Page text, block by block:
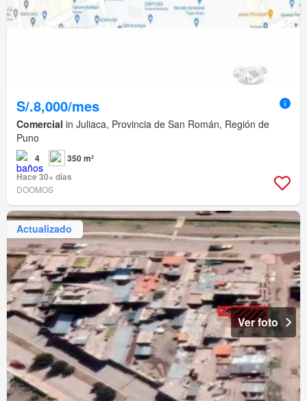
S/.8,000/mes
Comercial in Juliaca, Provincia de San Román, Región de
Puno
4
350 m²
Hace 30+ días
DOOMOS
Actualizado
Ver foto